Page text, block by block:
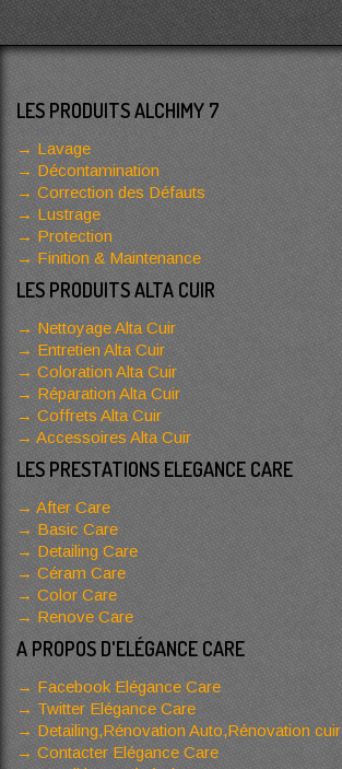
LES PRODUITS ALCHIMY 7
Lavage
Décontamination
Correction des Défauts
Lustrage
Protection
Finition & Maintenance
LES PRODUITS ALTA CUIR
Nettoyage Alta Cuir
Entretien Alta Cuir
Coloration Alta Cuir
Réparation Alta Cuir
Coffrets Alta Cuir
Accessoires Alta Cuir
LES PRESTATIONS ELEGANCE CARE
After Care
Basic Care
Detailing Care
Céram Care
Color Care
Renove Care
A PROPOS D'ELÉGANCE CARE
Facebook Elégance Care
Twitter Elégance Care
Detailing,Rénovation Auto,Rénovation cuir
Contacter Elégance Care